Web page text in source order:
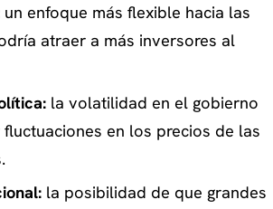
un enfoque más flexible hacia las
atraer a más inversores al
la volatilidad en el gobierno
en los precios de las
la posibilidad de que grandes